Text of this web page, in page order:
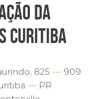
DA
CURITIBA
825 —909
—PR